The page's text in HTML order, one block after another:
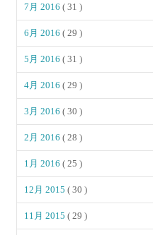
7月 2016( 31 )
6月 2016( 29 )
5月 2016( 31 )
4月 2016( 29 )
3月 2016( 30 )
2月 2016( 28 )
1月 2016( 25 )
12月 2015( 30 )
11月 2015( 29 )